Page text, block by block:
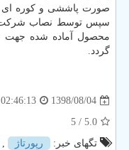
صورت پاششی و کوره
سپس توسط نصاب شرکت
محصول آماده شده
گردد.
1398/08/04
02:46:13
5.0
/ 5
تگهای خبر:
رپورتاژ ,